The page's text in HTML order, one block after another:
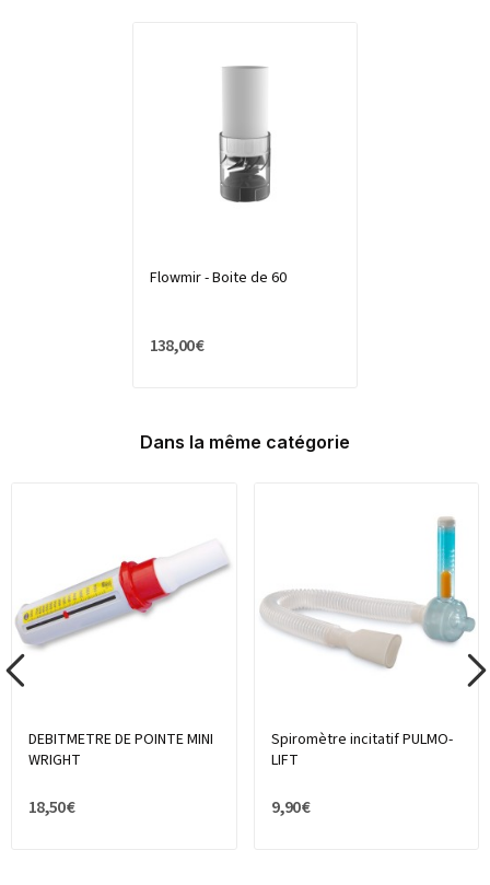
Flowmir - Boite de 60
138,00 €
Dans la même catégorie
DEBITMETRE DE POINTE MINI
WRIGHT
18,50 €
Spiromètre incitatif PULMO-
LIFT
9,90 €